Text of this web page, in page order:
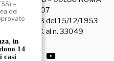
15045971007
n. 3628 del 15/12/1953
al R.O.C. al n. 33049
–
dei
in
14
casi